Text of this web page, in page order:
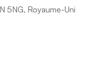
5NG, Royaume-Uni